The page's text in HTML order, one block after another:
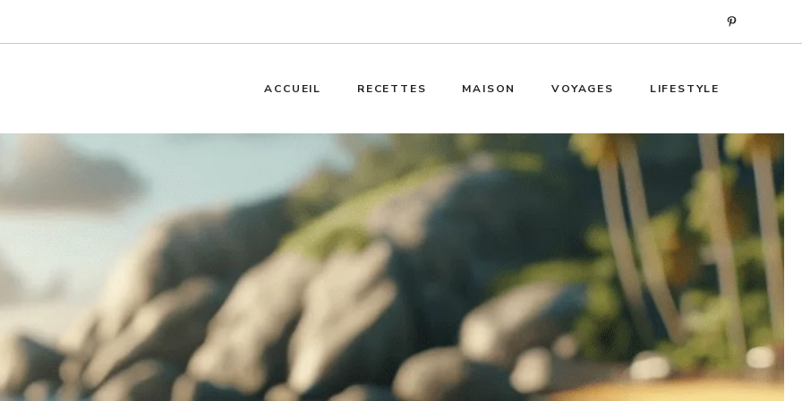
ACCUEIL RECETTES MAISON VOYAGES LIFESTYLE